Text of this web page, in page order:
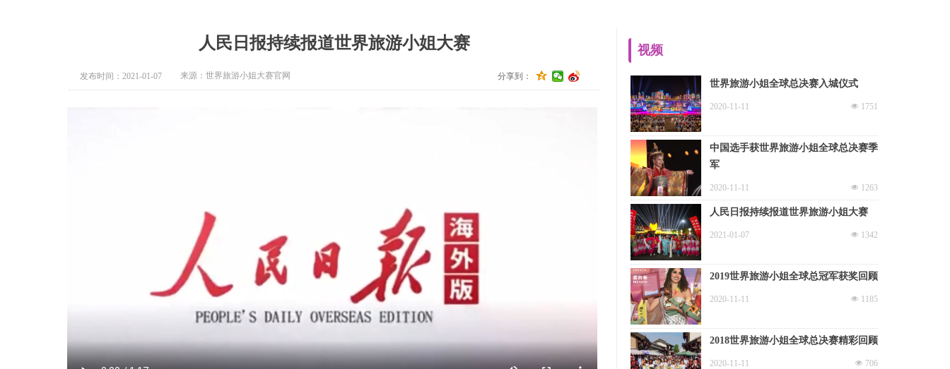
世界旅游小姐全球总决赛入城仪式
넶 1751
2020-11-11
中国选手获世界旅游小姐全球总决赛季
军
넶 1263
2020-11-11
人民日报持续报道世界旅游小姐大赛
넶 1342
2021-01-07
2019世界旅游小姐全球总冠军获奖回顾
넶 1185
2020-11-11
2018世界旅游小姐全球总决赛精彩回顾
넶 706
2020-11-11
视频
分享到：
发布时间： 2021-01-07
人民日报持续报道世界旅游小姐大赛
来源：世界旅游小姐大赛官网